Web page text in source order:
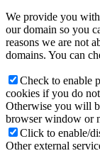
We provide you
our domain so you
reasons we are not
domains. You can
Check to enable
cookies if you do
Otherwise you will
browser window or
Click to enable/
Other external